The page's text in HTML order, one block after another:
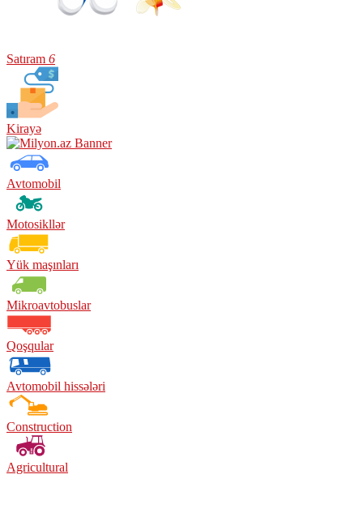
Satıram 6
Kirayə
Avtomobil
Motosikllər
Yük maşınları
Mikroavtobuslar
Qoşqular
Avtomobil hissələri
Construction
Agricultural